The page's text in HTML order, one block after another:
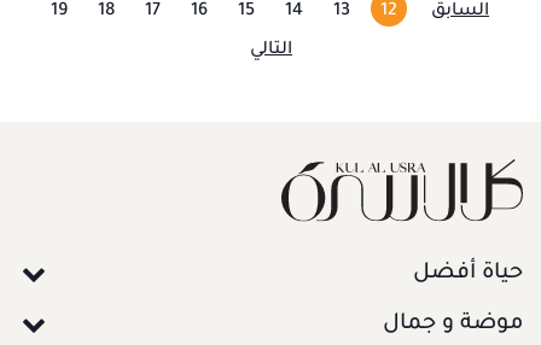
السابق 12
13
14
15
16
17
18
19
التالي
حياة أفضل
موضة و جمال